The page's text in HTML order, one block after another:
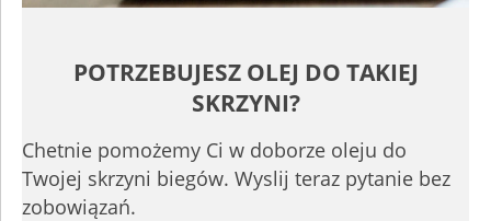
POTRZEBUJESZ OLEJ DO TAKIEJ
SKRZYNI?
Chetnie pomożemy Ci w doborze oleju do
Twojej skrzyni biegów. Wyslij teraz pytanie bez
zobowiązań.